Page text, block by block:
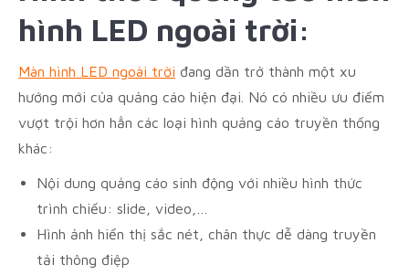
hình LED ngoài trời:
Màn hình LED ngoài trời đang dần trở thành một xu
hướng mới của quảng cáo hiện đại. Nó có nhiều ưu điểm
vượt trội hơn hẳn các loại hình quảng cáo truyền thống
khác:
Nội dung quảng cáo sinh động với nhiều hình thức
trình chiếu: slide, video,…
Hình ảnh hiển thị sắc nét, chân thực dễ dàng truyền
tải thông điệp